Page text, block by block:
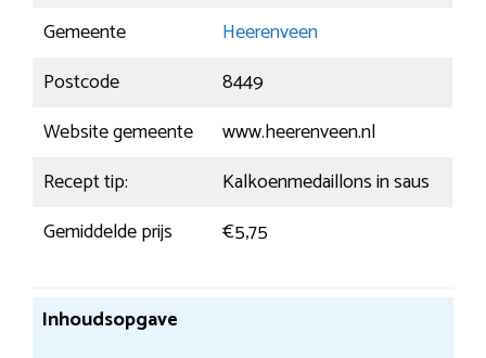
Gemeente
Heerenveen
Postcode
8449
Website gemeente
www.heerenveen.nl
Recept tip:
Kalkoenmedaillons in saus
Gemiddelde prijs
€5,75
Inhoudsopgave